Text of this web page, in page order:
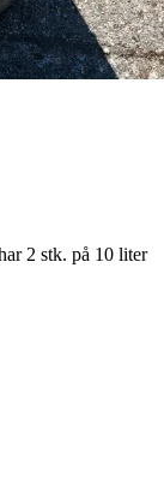
2 stk. på 10 liter